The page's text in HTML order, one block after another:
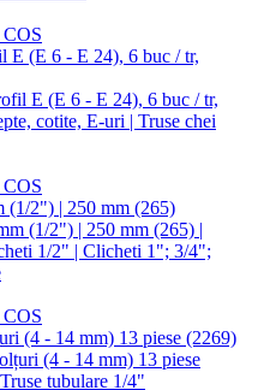
E (E 6 - E 24), 6 buc / tr,
(1/2") | 250 mm (265)
(4 - 14 mm) 13 piese (2269)